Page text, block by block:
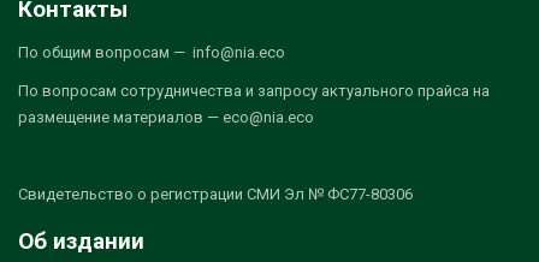
Контакты
По общим вопросам — info@nia.eco
По вопросам сотрудничества и запросу актуального прайса на
размещение материалов — eco@nia.eco
Свидетельство о регистрации СМИ Эл № ФС77-80306
Об издании